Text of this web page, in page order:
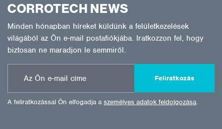
CORROTECH NEWS
Minden hónapban híreket küldünk a felületkezelések
világából az Ön e-mail postafiókjába. Iratkozzon fel, hogy
biztosan ne maradjon le semmiről.
Feliratkozás
A feliratkozással Ön elfogadja a személyes adatok feldolgozása.